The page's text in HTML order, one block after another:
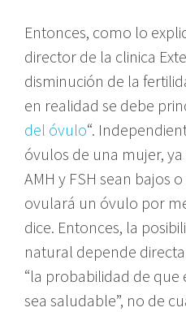
Entonces, como lo
director de la clinica
disminución de la
en realidad se debe
del óvulo“.
óvulos de una mujer,
AMH y FSH sean bajos
ovulará un óvulo por
dice. Entonces, la
natural depende
“la probabilidad de que
sea saludable”, no de